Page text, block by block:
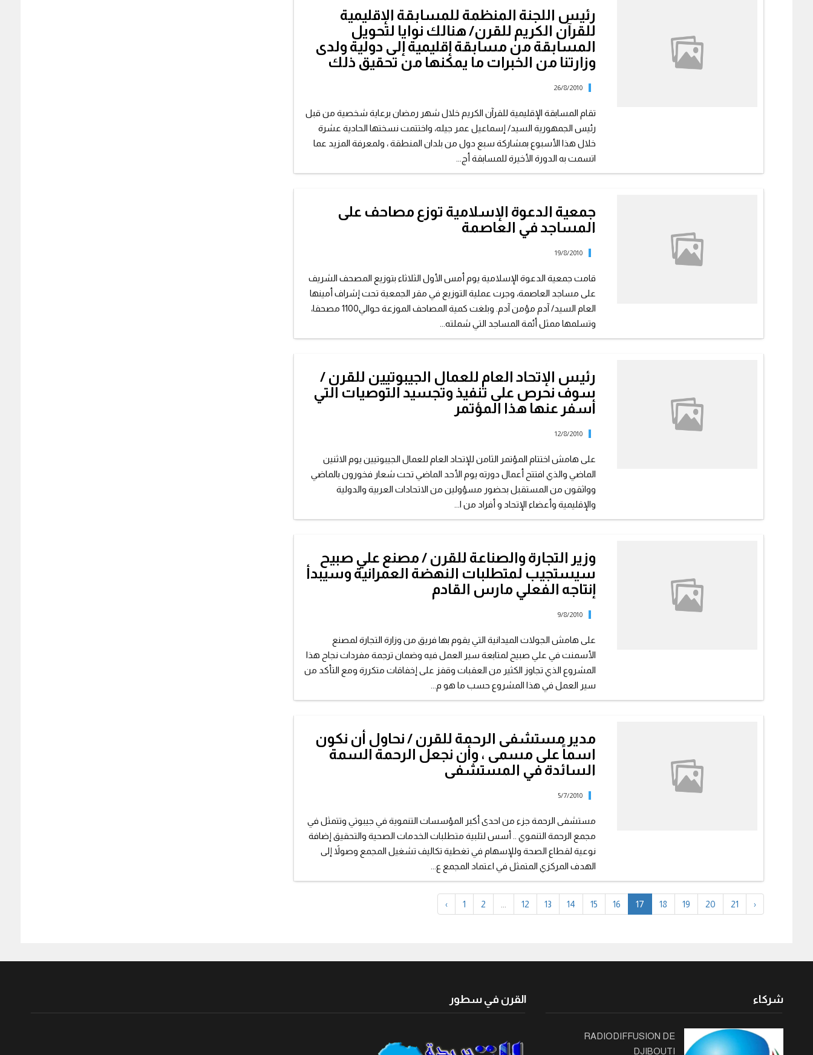
رئيس اللجنة المنظمة للمسابقة الإقليمية
للقرآن الكريم للقرن/ هنالك نوايا لتحويل
المسابقة من مسابقة إقليمية إلى دولية ولدى
وزارتنا من الخبرات ما يمكنها من تحقيق ذلك
26/8/2010
تقام المسابقة الإقليمية للقرآن الكريم خلال شهر رمضان برعاية شخصية من قبل
رئيس الجمهورية السيد/ إسماعيل عمر جيله، واختتمت نسختها الحادية عشرة
خلال هذا الأسبوع بمشاركة سبع دول من بلدان المنطقة ، ولمعرفة المزيد عما
اتسمت به الدورة الأخيرة للمسابقة أج...
جمعية الدعوة الإسلامية توزع مصاحف على
المساجد في العاصمة
19/8/2010
قامت جمعية الدعوة الإسلامية يوم أمس الأول الثلاثاء بتوزيع المصحف الشريف
على مساجد العاصمة، وجرت عملية التوزيع في مقر الجمعية تحت إشراف أمينها
العام السيد/ آدم مؤمن آدم. وبلغت كمية المصاحف الموزعة حوالي1100 مصحفا،
وتسلمها ممثل أئمة المساجد التي شملته...
رئيس الإتحاد العام للعمال الجيبوتيين للقرن /
سوف نحرص على تنفيذ وتجسيد التوصيات التي
أسفر عنها هذا المؤتمر
12/8/2010
على هامش اختتام المؤتمر الثامن للإتحاد العام للعمال الجيبوتيين يوم الاثنين
الماضي والذي افتتح أعمال دورته يوم الأحد الماضي تحت شعار فخورون بالماضي
وواثقون من المستقبل بحضور مسؤولين من الاتحادات العربية والدولية
والإقليمية وأعضاء الإتحاد و أفراد من ا...
وزير التجارة والصناعة للقرن / مصنع علي صبيح
سيستجيب لمتطلبات النهضة العمرانية وسيبدأ
إنتاجه الفعلي مارس القادم
9/8/2010
على هامش الجولات الميدانية التي يقوم بها فريق من وزارة التجارة لمصنع
الأسمنت في علي صبيح لمتابعة سير العمل فيه وضمان ترجمة مفردات نجاح هذا
المشروع الذي تجاوز الكثير من العقبات وقفز على إخفاقات متكررة ومع التأكد من
سير العمل في هذا المشروع حسب ما هو م...
مدير مستشفى الرحمة للقرن / نحاول أن نكون
اسماً على مسمى ، وأن نجعل الرحمة السمة
السائدة في المستشفى
5/7/2010
مستشفى الرحمة جزء من احدى أكبر المؤسسات التنموية في جيبوتي وتتمثل في
مجمع الرحمة التنموي .. أسس لتلبية متطلبات الخدمات الصحية والتحقيق إضافة
نوعية لقطاع الصحة وللإسهام في تغطية تكاليف تشغيل المجمع وصولاً إلى
الهدف المركزي المتمثل في اعتماد المجمع ع...
‹ 1 2 12 13 14 15 16 17 18 19 20 21 ›
القرن في سطور شركاء
RADIODIFFUSION DE
DJIBOUTI